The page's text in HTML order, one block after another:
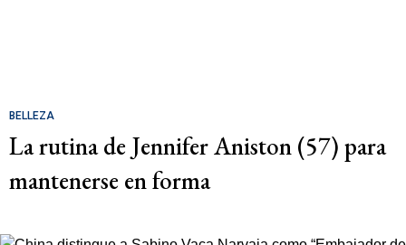
BELLEZA
La rutina de Jennifer Aniston (57) para
mantenerse en forma